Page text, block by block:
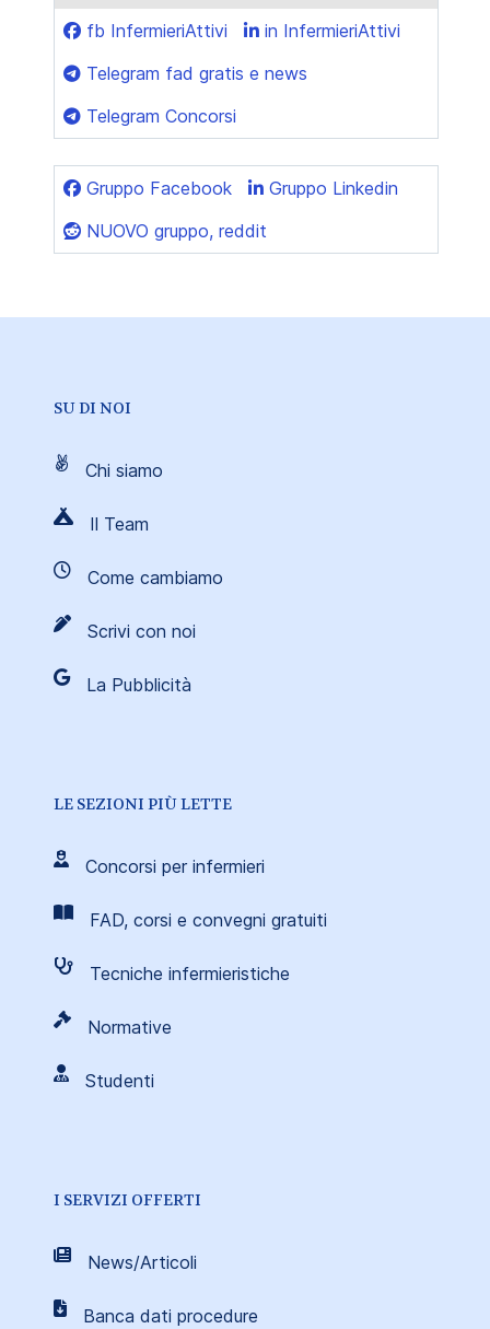
fb InfermieriAttivi
in InfermieriAttivi
Telegram fad gratis e news
Telegram Concorsi
Gruppo Facebook
Gruppo Linkedin
NUOVO gruppo, reddit
SU DI NOI
Chi siamo
Il Team
Come cambiamo
Scrivi con noi
La Pubblicità
LE SEZIONI PIÙ LETTE
Concorsi per infermieri
FAD, corsi e convegni gratuiti
Tecniche infermieristiche
Normative
Studenti
I SERVIZI OFFERTI
News/Articoli
Banca dati procedure